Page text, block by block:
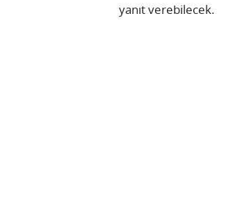
yanıt verebilecek.